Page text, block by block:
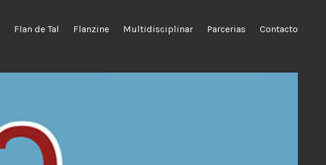
Flan de Tal Flanzine Multidisciplinar Parcerias Contacto